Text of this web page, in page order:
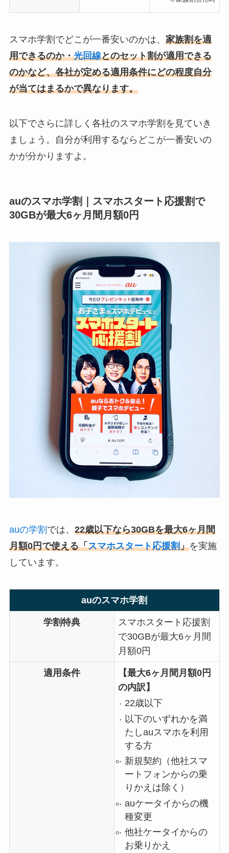
スマホ学割でどこが一番安いのかは、 家族割を適
用できるのか・光回線とのセット割が適用できる
のかなど、各社が定める適用条件にどの程度自分
が当てはまるかで異なります。
以下でさらに詳しく各社のスマホ学割を見ていき
ましょう。自分が利用するならどこが一番安いの
かが分かりますよ。
auのスマホ学割｜スマホスタート応援割で
30GBが最大6ヶ月間月額0円
auの学割 では、 22歳以下なら30GBを最大6ヶ月間
月額0円で使える「スマホスタート応援割」を実施
しています。
auのスマホ学割
学割特典
スマホスタート応援割
で30GBが最大6ヶ月間
月額0円
適用条件
【最大6ヶ月間月額0円
の内訳】
22歳以下
以下のいずれかを満
たしauスマホを利用
する方
新規契約（他社スマ
ートフォンからの乗
りかえは除く）
auケータイからの機
種変更
他社ケータイからの
お乗りかえ